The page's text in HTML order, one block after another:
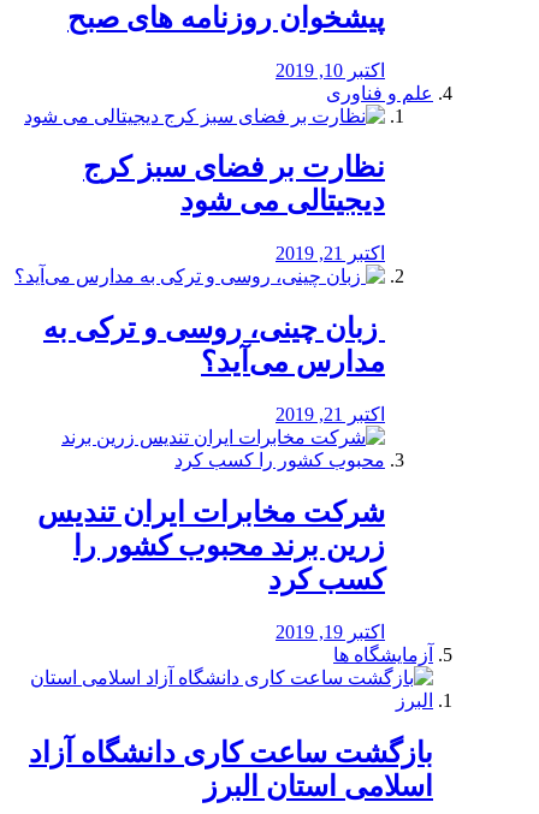
پیشخوان روزنامه های صبح
اکتبر 10, 2019
علم و فناوری
نظارت بر فضای سبز کرج
دیجیتالی می شود
اکتبر 21, 2019
️ زبان چینی، روسی و ترکی به
مدارس می‌آید؟
اکتبر 21, 2019
شرکت مخابرات ایران تندیس
زرین برند محبوب کشور را
کسب کرد
اکتبر 19, 2019
آزمایشگاه ها
بازگشت ساعت کاری دانشگاه آزاد
اسلامی استان البرز